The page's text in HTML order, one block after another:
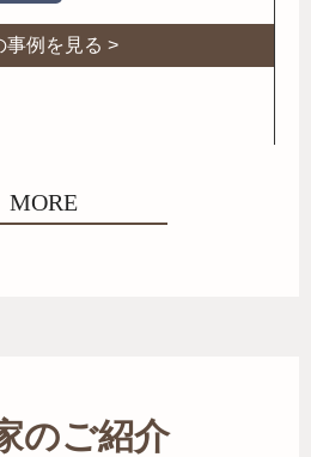
事例を見る >
MORE
のご紹介